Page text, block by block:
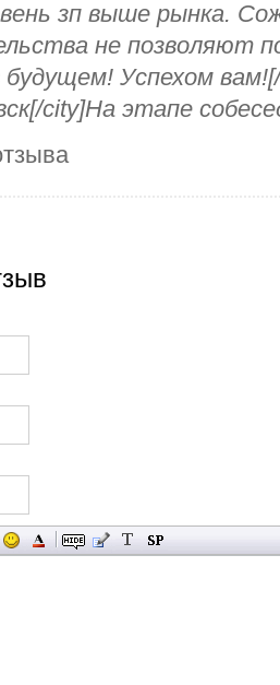
зп выше рынка.
не позволяют
Успехом
city]На этапе